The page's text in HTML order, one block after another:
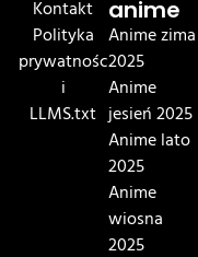
Kontakt
Polityka
prywatnośc
i
LLMS.txt
anime
Anime zima
2025
Anime
jesień 2025
Anime lato
2025
Anime
wiosna
2025